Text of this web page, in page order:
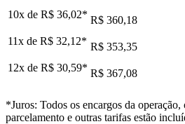
10x de R$ 36,02* R$ 360,18
11x de R$ 32,12* R$ 353,35
12x de R$ 30,59* R$ 367,08
*Juros: Todos os encargos da
parcelamento e outras tarifas estão